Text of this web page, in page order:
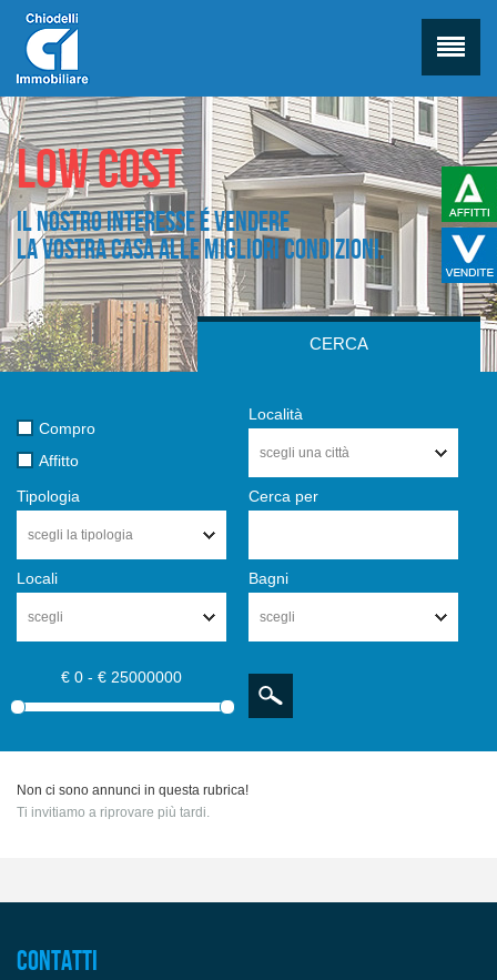
Low cost
Il nostro interesse é vendere
la vostra casa alle migliori condizioni.
CERCA
Compro
Affitto
Località
scegli una città
Tipologia
scegli la tipologia
Cerca per
Locali
scegli
Bagni
scegli
€ 0 - € 25000000
Non ci sono annunci in questa rubrica!
Ti invitiamo a riprovare più tardi.
Contatti